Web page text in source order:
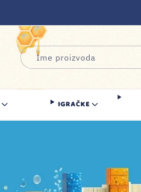
IGRAČKE